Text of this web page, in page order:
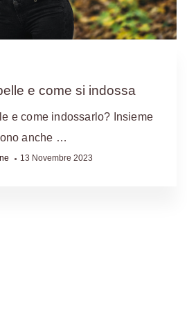
e come si indossa
e come indossarlo? Insieme
anche …
13 Novembre 2023